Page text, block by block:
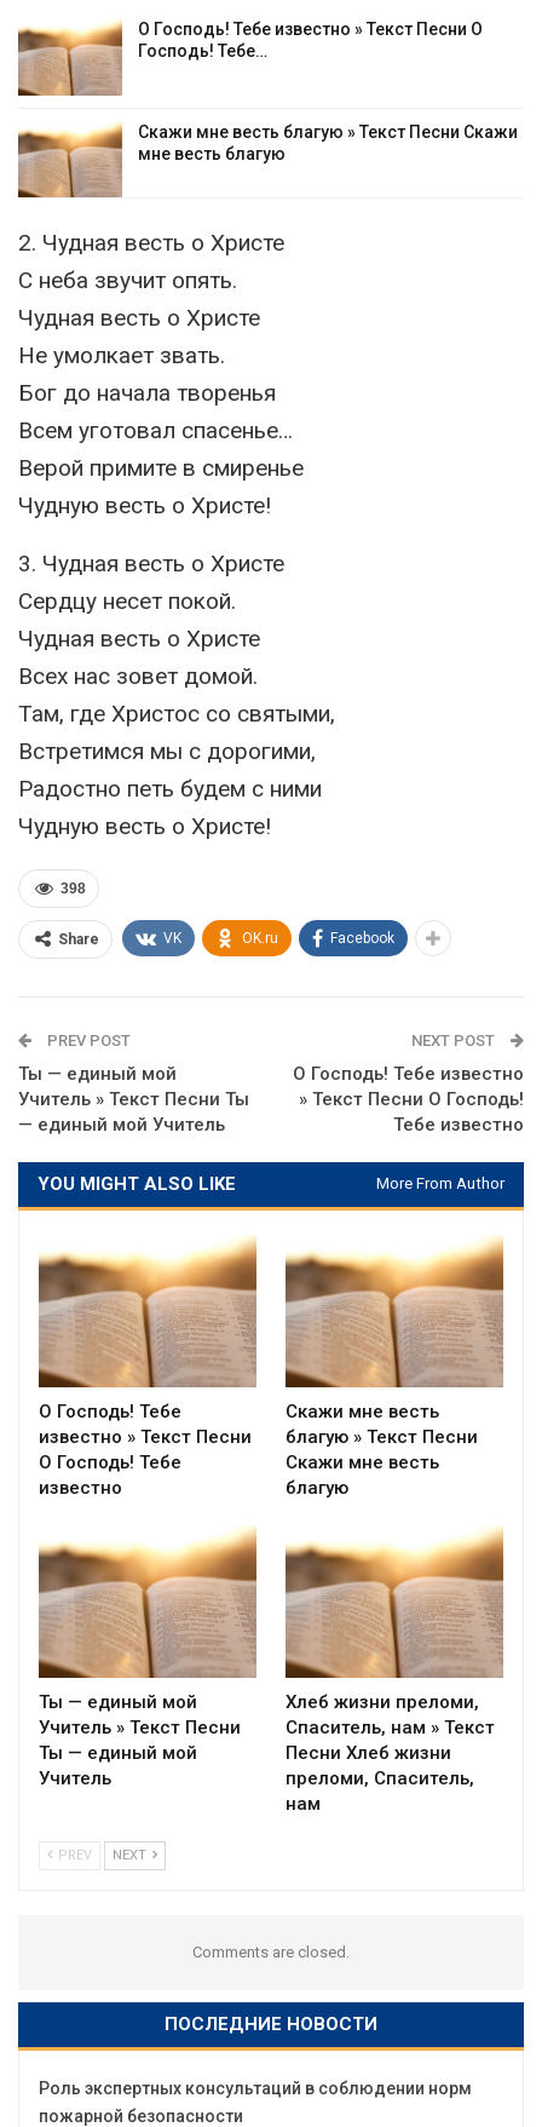
О Господь! Тебе известно » Текст Песни О
Господь! Тебе…
Скажи мне весть благую » Текст Песни Скажи
мне весть благую
2. Чудная весть о Христе
С неба звучит опять.
Чудная весть о Христе
Не умолкает звать.
Бог до начала творенья
Всем уготовал спасенье…
Верой примите в смиренье
Чудную весть о Христе!
3. Чудная весть о Христе
Сердцу несет покой.
Чудная весть о Христе
Всех нас зовет домой.
Там, где Христос со святыми,
Встретимся мы с дорогими,
Радостно петь будем с ними
Чудную весть о Христе!
398
Share VK OK.ru Facebook
PREV POST
Ты — единый мой
Учитель » Текст Песни Ты
— единый мой Учитель
NEXT POST
О Господь! Тебе известно
» Текст Песни О Господь!
Тебе известно
YOU MIGHT ALSO LIKE More From Author
О Господь! Тебе
известно » Текст Песни
О Господь! Тебе
известно
Скажи мне весть
благую » Текст Песни
Скажи мне весть
благую
Ты — единый мой
Учитель » Текст Песни
Ты — единый мой
Учитель
Хлеб жизни преломи,
Спаситель, нам » Текст
Песни Хлеб жизни
преломи, Спаситель,
нам
PREV NEXT
Comments are closed.
ПОСЛЕДНИЕ НОВОСТИ
Роль экспертных консультаций в соблюдении норм
пожарной безопасности